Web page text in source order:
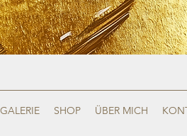
GALERIE SHOP ÜBER MICH